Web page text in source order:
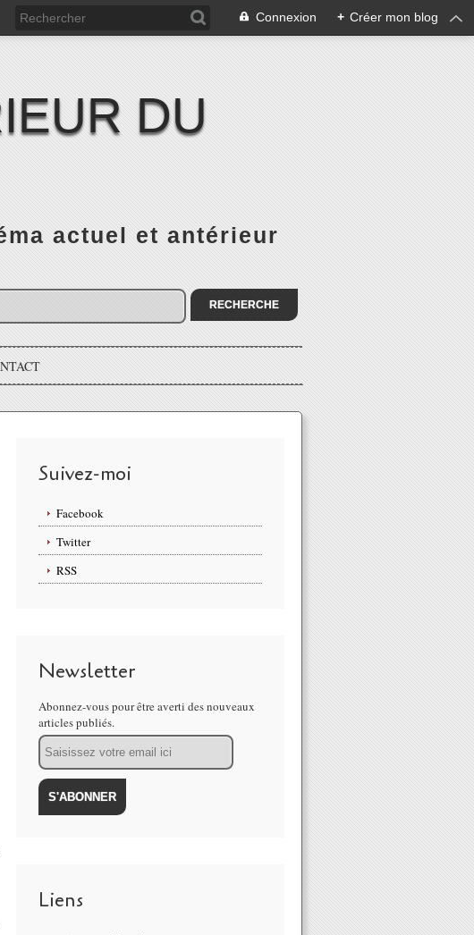
Connexion + Créer mon blog
DU
actuel et antérieur
Suivez-moi
Facebook
Twitter
RSS
Newsletter
Abonnez-vous pour être averti des nouveaux
articles publiés.
Email
Liens